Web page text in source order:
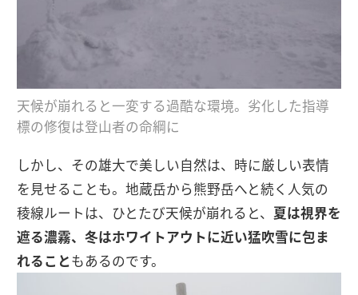
天候が崩れると一変する過酷な環境。劣化した指導
標の修復は登山者の命綱に
しかし、その雄大で美しい自然は、時に厳しい表情
を見せることも。地蔵岳から熊野岳へと続く人気の
稜線ルートは、ひとたび天候が崩れると、 夏は視界を
遮る濃霧、冬はホワイトアウトに近い猛吹雪に包ま
れることもあるのです。